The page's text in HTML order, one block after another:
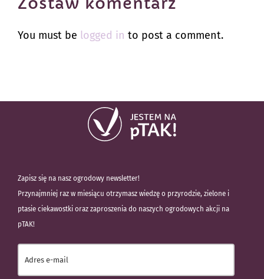
You must be logged in to post a comment.
Zapisz się na nasz ogrodowy newsletter!
Przynajmniej raz w miesiącu otrzymasz wiedzę o przyrodzie, zielone i
ptasie ciekawostki oraz zaproszenia do naszych ogrodowych akcji na
pTAK!